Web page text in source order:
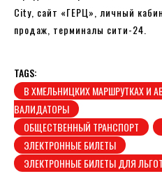
City, сайт «ГЕРЦ», личный
продаж, терминалы сити-24.
TAGS:
В ХМЕЛЬНИЦКИХ МАРШРУТКАХ И
ВАЛИДАТОРЫ
ОБЩЕСТВЕННЫЙ ТРАНСПОРТ
ЭЛЕКТРОННЫЕ БИЛЕТЫ
ЭЛЕКТРОННЫЕ БИЛЕТЫ ДЛЯ